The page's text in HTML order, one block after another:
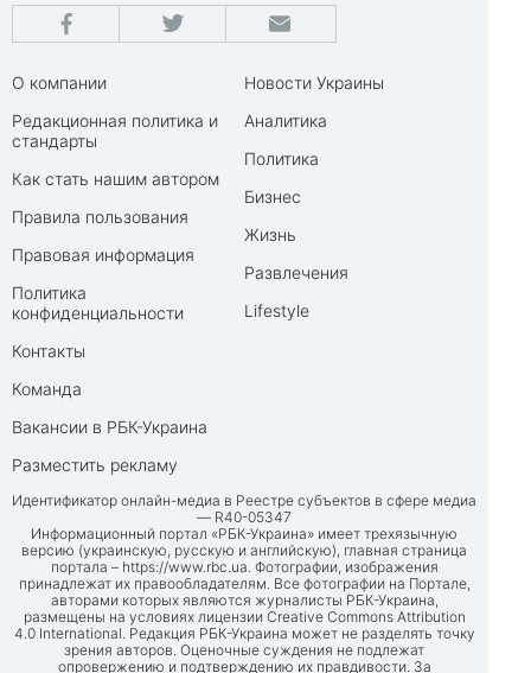
О компании
Редакционная политика и
стандарты
Как стать нашим автором
Правила пользования
Правовая информация
Политика
конфиденциальности
Контакты
Команда
Вакансии в РБК-Украина
Разместить рекламу
Новости Украины
Аналитика
Политика
Бизнес
Жизнь
Развлечения
Lifestyle
Идентификатор онлайн-медиа в Реестре субъектов в сфере медиа
— R40-05347
Информационный портал «РБК-Украина» имеет трехязычную
версию (украинскую, русскую и английскую), главная страница
портала – https://www.rbc.ua. Фотографии, изображения
принадлежат их правообладателям. Все фотографии на Портале,
авторами которых являются журналисты РБК-Украина,
размещены на условиях лицензии Creative Commons Attribution
4.0 International. Редакция РБК-Украина может не разделять точку
зрения авторов. Оценочные суждения не подлежат
опровержению и подтверждению их правдивости. За